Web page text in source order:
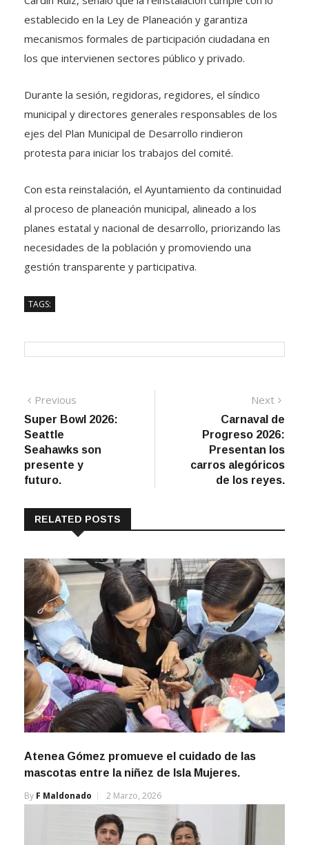
establecido en la Ley de Planeación y garantiza
mecanismos formales de participación ciudadana en
los que intervienen sectores público y privado.
Durante la sesión, regidoras, regidores, el síndico
municipal y directores generales responsables de los
ejes del Plan Municipal de Desarrollo rindieron
protesta para iniciar los trabajos del comité.
Con esta reinstalación, el Ayuntamiento da continuidad
al proceso de planeación municipal, alineado a los
planes estatal y nacional de desarrollo, priorizando las
necesidades de la población y promoviendo una
gestión transparente y participativa.
TAGS:
Navegación
de
entradas
Previous
post:
Super Bowl 2026:
Seattle
Seahawks son
presente y
futuro.
Next
Carnaval de
Progreso 2026:
Presentan los
carros alegóricos
de los reyes.
RELATED POSTS
Atenea Gómez promueve el cuidado de las
mascotas entre la niñez de Isla Mujeres.
By F Maldonado 2 Marzo, 2026